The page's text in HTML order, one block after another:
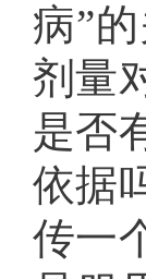
病”
剂量
是否
依据
传一